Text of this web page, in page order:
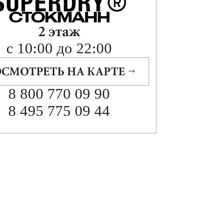
2 этаж
с 10:00 до 22:00
НА КАРТЕ
8 800 770 09 90
8 495 775 09 44